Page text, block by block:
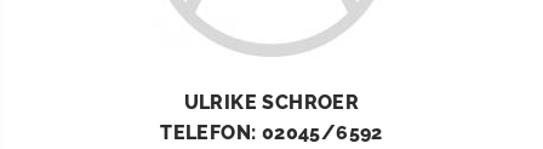
ULRIKE SCHROER
TELEFON: 02045/6592